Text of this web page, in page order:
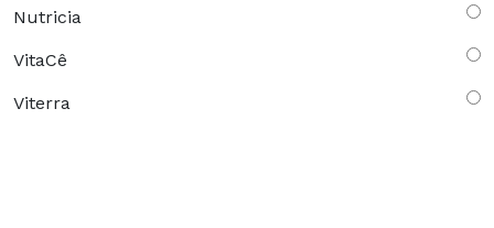
Nutricia
VitaCê
Viterra